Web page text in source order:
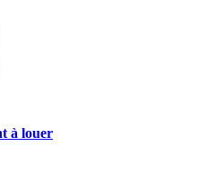
à louer